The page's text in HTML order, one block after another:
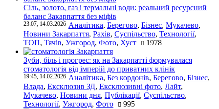
Сіль, золото, газ і термальні води: реальний ресурсний
баланс Закарпаття без міфів
23:07, 14.03.2026 Аналітика, Берегово, Бізнес, Мукачево,
Новини Закарпаття, Рахів, Суспільство, Технології,
ТОП, Тячів, Ужгород, Фото, Хуст 1978
Зуби, біль і прогрес: як на Закарпатті формувалася
стоматологія від імперій до приватних клінік
19:45, 14.02.2026 Аналітика, Без кордонів, Берегово, Бізнес,
Влада, Ексклюзив ЗД, Ексклюзивні фото, Лайт,
Мукачево, Новини дня, Публікації, Суспільство,
Технології, Ужгород, Фото 995